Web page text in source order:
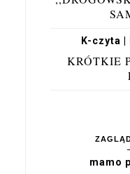
K-czyta
KRÓTKIE
mamo